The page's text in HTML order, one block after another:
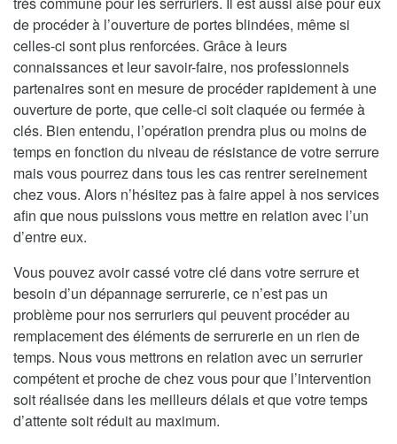
de procéder à l’ouverture de portes blindées, même si
celles-ci sont plus renforcées. Grâce à leurs
connaissances et leur savoir-faire, nos professionnels
partenaires sont en mesure de procéder rapidement à une
ouverture de porte, que celle-ci soit claquée ou fermée à
clés. Bien entendu, l’opération prendra plus ou moins de
temps en fonction du niveau de résistance de votre serrure
mais vous pourrez dans tous les cas rentrer sereinement
chez vous. Alors n’hésitez pas à faire appel à nos services
afin que nous puissions vous mettre en relation avec l’un
d’entre eux.
Vous pouvez avoir cassé votre clé dans votre serrure et
besoin d’un dépannage serrurerie, ce n’est pas un
problème pour nos serruriers qui peuvent procéder au
remplacement des éléments de serrurerie en un rien de
temps. Nous vous mettrons en relation avec un serrurier
compétent et proche de chez vous pour que l’intervention
soit réalisée dans les meilleurs délais et que votre temps
d’attente soit réduit au maximum.